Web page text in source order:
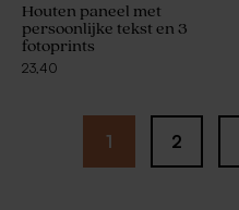
Houten paneel met
persoonlijke tekst en 3
fotoprints
23,40
1 2